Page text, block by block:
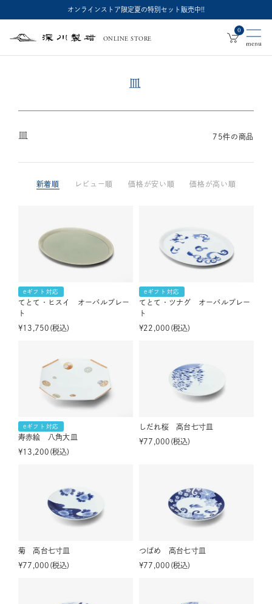
オンラインストア限定夏の特別セット販売中!!
深
製
ONLINE STORE
0
皿
皿 75件の商品
新着順 レビュー順 価格が安い順 価格が高い順
eギフト対応
てとて・ヒスイ オーバルプレー
ト
¥13,750 税込
eギフト対応
てとて・ツナグ オーバルプレー
ト
¥22,000 税込
eギフト対応
寿赤絵 八角大皿
¥13,200 税込
しだれ桜 高台七寸皿
¥77,000 税込
菊 高台七寸皿
¥77,000 税込
つばめ 高台七寸皿
¥77,000 税込